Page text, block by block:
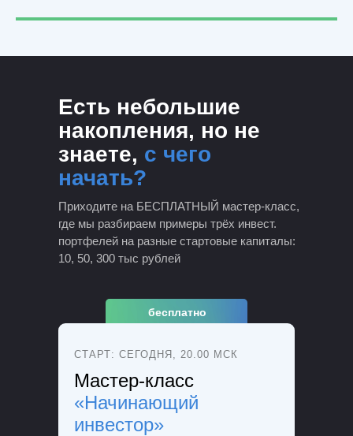
Приходите на БЕСПЛАТНЫЙ мастер-класс,
где мы разбираем примеры трёх инвест.
портфелей на разные стартовые капиталы:
10, 50, 300 тыс рублей
Есть небольшие
накопления, но не
знаете, с чего
начать?
бесплатно
СТАРТ: СЕГОДНЯ, 20.00 МСК
Мастер-класс
«Начинающий
инвестор»